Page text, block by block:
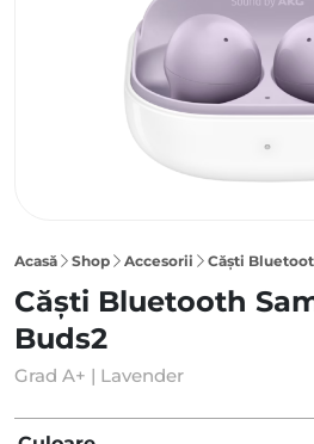
Acasă Shop Accesorii Căști Bluetooth
Căști Bluetooth
Buds2
Grad A+ | Lavender